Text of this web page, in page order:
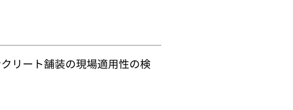
リート舗装の現場適用性の検